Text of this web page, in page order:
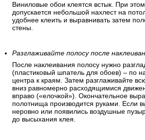
Виниловые обои клеятся встык. При
допускается небольшой нахлест на
удобнее клеить и выравнивать затем
стены.
Разглаживайте полосу после
После наклеивания полосу нужно
(пластиковый шпатель для обоев) – по
центра к краям. Затем разглаживайте
вниз равномерно расходящимися
вправо («елочкой»). Окончательное
полотнища производится руками. Если
неровно или появились воздушные
до высыхания клея.